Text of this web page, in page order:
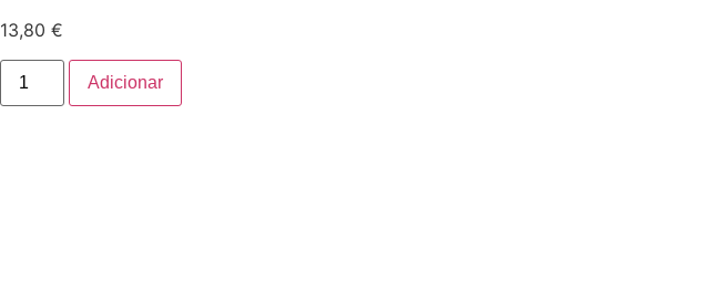
13,80 €
Adicionar